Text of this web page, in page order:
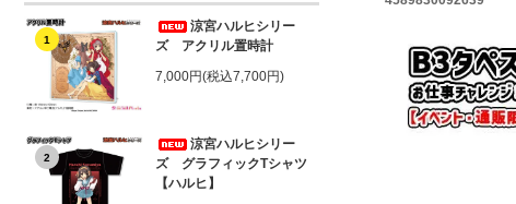
1
涼宮ハルヒシリー
ズ アクリル置時計
7,000円(税込7,700円)
2
涼宮ハルヒシリー
ズ グラフィックTシャツ
【ハルヒ】